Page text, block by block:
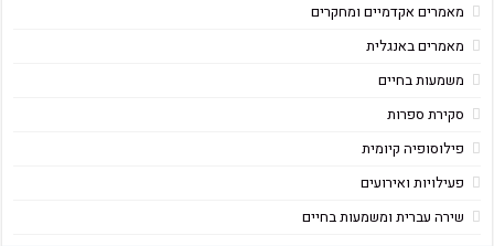
מאמרים אקדמיים ומחקרים
מאמרים באנגלית
משמעות בחיים
סקירת ספרות
פילוסופיה קיומית
פעילויות ואירועים
שירה עברית ומשמעות בחיים